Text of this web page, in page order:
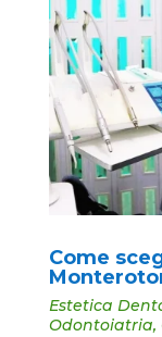
Come
Estetica
Odontoiatria,